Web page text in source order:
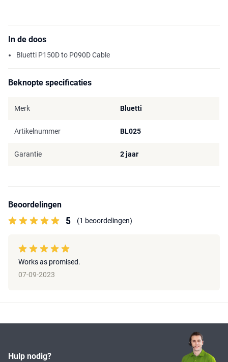
In de doos
Bluetti P150D to P090D Cable
Beknopte specificaties
Merk Bluetti
Artikelnummer BL025
Garantie 2 jaar
Beoordelingen
5 (1 beoordelingen)
Works as promised.
07-09-2023
Hulp nodig?